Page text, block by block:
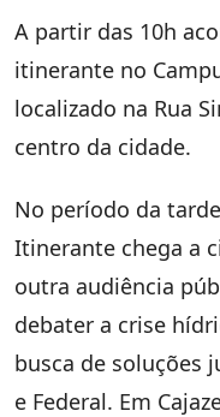
A partir das 10h
itinerante no
localizado na Rua
centro da cidade.
No período da
Itinerante chega a
outra audiência
debater a crise
busca de soluções
e Federal. Em